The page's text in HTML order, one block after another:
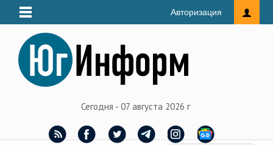
Авторизация
Сегодня - 07 августа 2026 г